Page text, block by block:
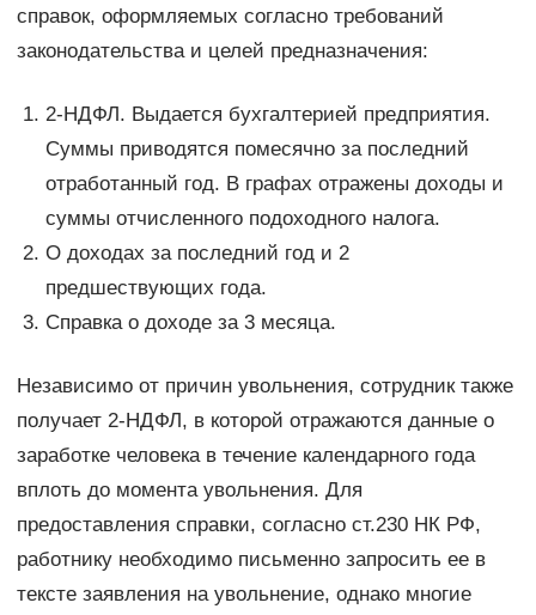
справок, оформляемых согласно требований
законодательства и целей предназначения:
2-НДФЛ. Выдается бухгалтерией предприятия.
Суммы приводятся помесячно за последний
отработанный год. В графах отражены доходы и
суммы отчисленного подоходного налога.
О доходах за последний год и 2
предшествующих года.
Справка о доходе за 3 месяца.
Независимо от причин увольнения, сотрудник также
получает 2-НДФЛ, в которой отражаются данные о
заработке человека в течение календарного года
вплоть до момента увольнения. Для
предоставления справки, согласно ст.230 НК РФ,
работнику необходимо письменно запросить ее в
тексте заявления на увольнение, однако многие